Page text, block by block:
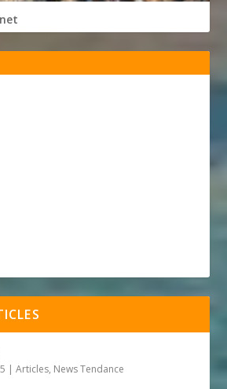
|Articles, News Tendance